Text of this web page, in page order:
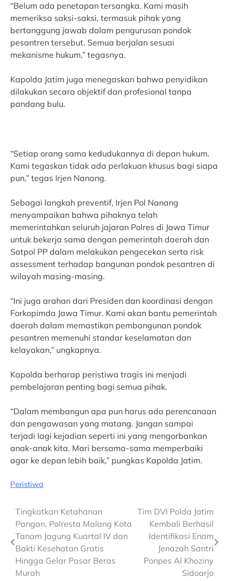
“Belum ada penetapan tersangka. Kami masih
memeriksa saksi-saksi, termasuk pihak yang
bertanggung jawab dalam pengurusan pondok
pesantren tersebut. Semua berjalan sesuai
mekanisme hukum,” tegasnya.
Kapolda Jatim juga menegaskan bahwa penyidikan
dilakukan secara objektif dan profesional tanpa
pandang bulu.
“Setiap orang sama kedudukannya di depan hukum.
Kami tegaskan tidak ada perlakuan khusus bagi siapa
pun,” tegas Irjen Nanang.
Sebagai langkah preventif, Irjen Pol Nanang
menyampaikan bahwa pihaknya telah
memerintahkan seluruh jajaran Polres di Jawa Timur
untuk bekerja sama dengan pemerintah daerah dan
Satpol PP dalam melakukan pengecekan serta risk
assessment terhadap bangunan pondok pesantren di
wilayah masing-masing.
“Ini juga arahan dari Presiden dan koordinasi dengan
Forkopimda Jawa Timur. Kami akan bantu pemerintah
daerah dalam memastikan pembangunan pondok
pesantren memenuhi standar keselamatan dan
kelayakan,” ungkapnya.
Kapolda berharap peristiwa tragis ini menjadi
pembelajaran penting bagi semua pihak.
“Dalam membangun apa pun harus ada perencanaan
dan pengawasan yang matang. Jangan sampai
terjadi lagi kejadian seperti ini yang mengorbankan
anak-anak kita. Mari bersama-sama memperbaiki
agar ke depan lebih baik,” pungkas Kapolda Jatim.
Peristiwa
Post
navigation
Tingkatkan Ketahanan
Pangan, Polresta Malang Kota
Tanam Jagung Kuartal IV dan
Bakti Kesehatan Gratis
Hingga Gelar Pasar Beras
Murah
Tim DVI Polda Jatim
Kembali Berhasil
Identifikasi Enam
Jenazah Santri
Ponpes Al Khoziny
Sidoarjo